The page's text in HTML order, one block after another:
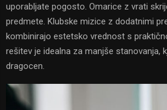
uporabljate pogosto. Omarice z vrati
predmete. Klubske mizice z dodatnimi
kombinirajo estetsko vrednost s
rešitev je idealna za manjše stanovanja,
dragocen.